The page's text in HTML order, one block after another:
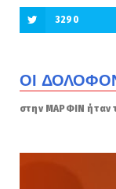
3290
ΟΙ
στην ΜΑΡΦΙΝ ήταν